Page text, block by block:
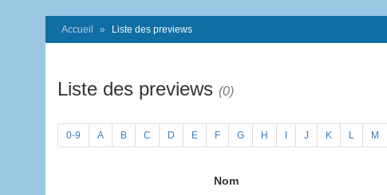
Accueil Liste des previews
Liste des previews (0)
0-9 A B C D E F G H J K L M
Nom